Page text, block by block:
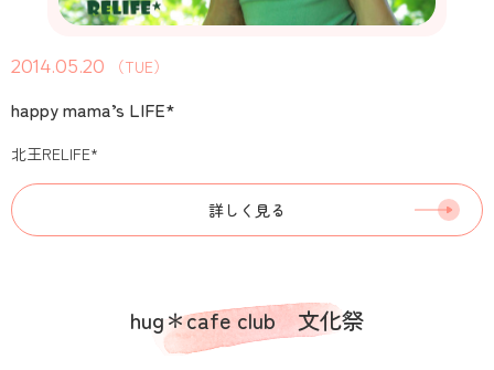
2014.05.20 （TUE）
happy mama’s LIFE*
北王RELIFE*
詳しく見る
hug＊cafe club 文化祭